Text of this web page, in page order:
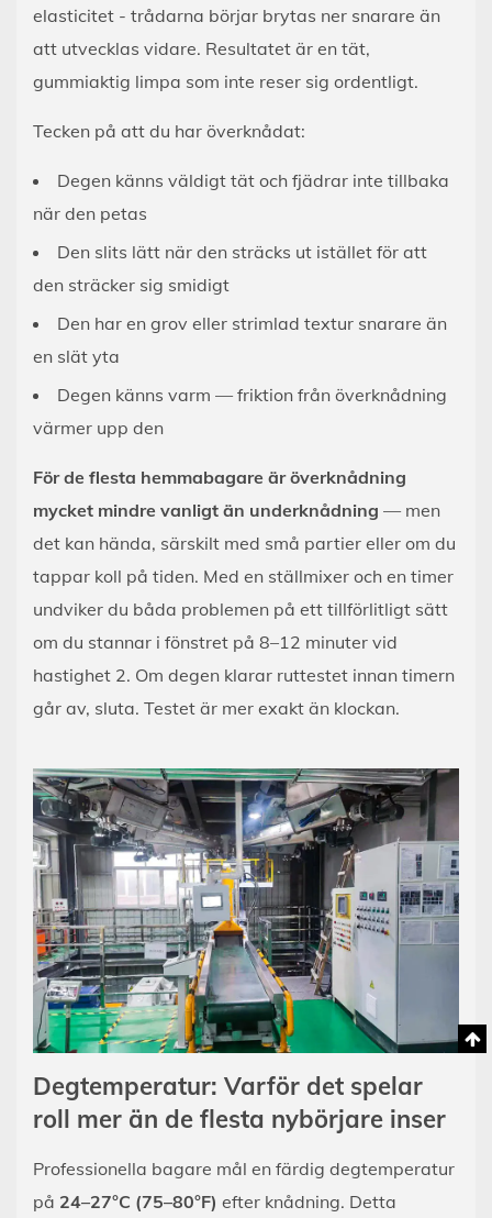
elasticitet - trådarna börjar brytas ner snarare än
att utvecklas vidare. Resultatet är en tät,
gummiaktig limpa som inte reser sig ordentligt.
Tecken på att du har överknådat:
Degen känns väldigt tät och fjädrar inte tillbaka
när den petas
Den slits lätt när den sträcks ut istället för att
den sträcker sig smidigt
Den har en grov eller strimlad textur snarare än
en slät yta
Degen känns varm — friktion från överknådning
värmer upp den
För de flesta hemmabagare är överknådning
mycket mindre vanligt än underknådning — men
det kan hända, särskilt med små partier eller om du
tappar koll på tiden. Med en ställmixer och en timer
undviker du båda problemen på ett tillförlitligt sätt
om du stannar i fönstret på 8–12 minuter vid
hastighet 2. Om degen klarar ruttestet innan timern
går av, sluta. Testet är mer exakt än klockan.
Degtemperatur: Varför det spelar
roll mer än de flesta nybörjare inser
Professionella bagare mål en färdig degtemperatur
på 24–27°C (75–80°F) efter knådning. Detta